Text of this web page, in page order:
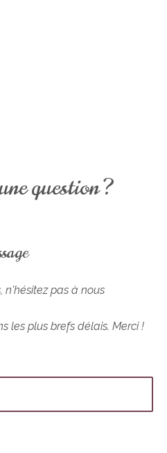
question ?
n'hésitez pas à nous
les plus brefs délais. Merci !